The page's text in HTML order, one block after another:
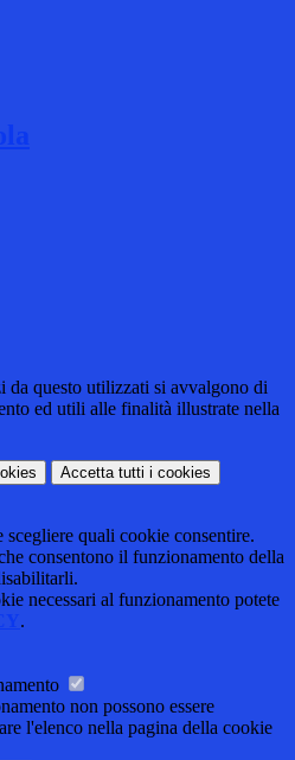
da questo utilizzati si avvalgono di
ed utili alle finalità illustrate nella
Accetta tutti i cookies
scegliere quali cookie consentire.
consentono il funzionamento della
necessari al funzionamento potete
.
non possono essere
l'elenco nella pagina della cookie